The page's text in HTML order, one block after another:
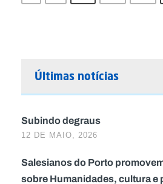
Últimas notícias
Subindo degraus
12 DE MAIO, 2026
Salesianos do Porto
sobre Humanidades, cultura